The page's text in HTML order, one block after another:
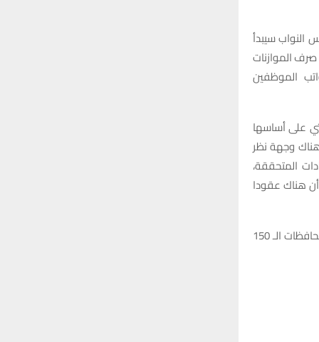
النواب سيبدأ
الموازنات
الموظفين
على أساسها
وجهة نظر
المتحققة،
هناك عقودا
وحول التعيينات، أوضح أنها “قد تشمل والعقود والأوائل وحملة الشهادات العليا وعقود المحافظات الـ 150